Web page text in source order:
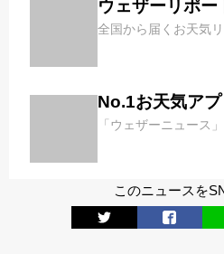
ウェザーリポー
全国から届くお天気
No.1お天気アプ
「ウェザーニュース
このニュースを